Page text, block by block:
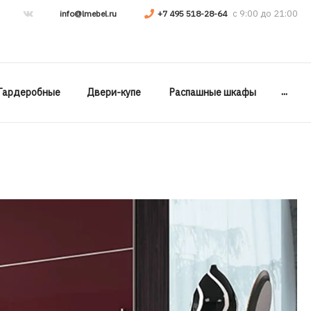
info@lmebel.ru +7 495 518-28-64
Двери-купе Распашные шкафы ...